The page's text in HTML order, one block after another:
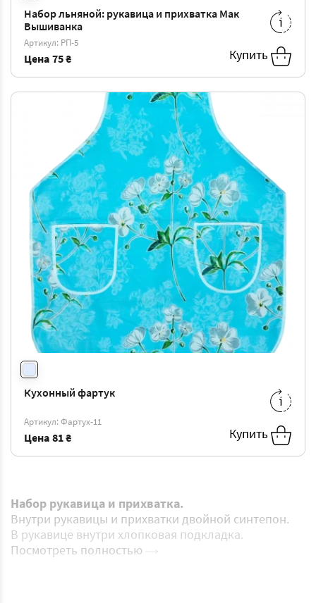
Набор льняной: рукавица и прихватка Мак
Вышиванка
Артикул: РП-5
Цена 75 ₴ Купить
ONE
SIZE
- 75
₴
Кухонный фартук
Артикул: Фартух-11
Цена 81 ₴ Купить
SIZE
- ₴
Набор рукавица и прихватка.
Внутри рукавицы и прихватки двойной синтепон.
В рукавице внутри хлопковая подкладка.
Посмотреть полностью